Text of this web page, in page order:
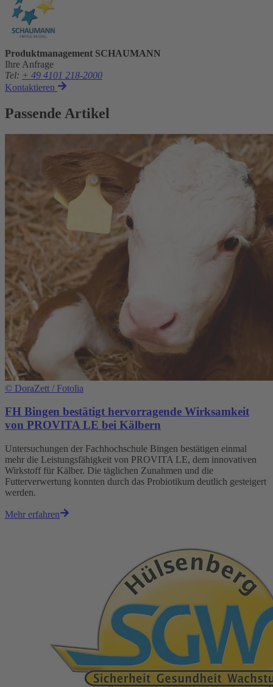
Produktmanagement SCHAUMANN
Ihre Anfrage
Tel: + 49 4101 218-2000
Kontaktieren
Passende Artikel
© DoraZett / Fotolia
FH Bingen bestätigt hervorragende Wirksamkeit
von PROVITA LE bei Kälbern
Untersuchungen der Fachhochschule Bingen bestätigen einmal
mehr die Leistungsfähigkeit von PROVITA LE, dem innovativen
Wirkstoff für Kälber. Die täglichen Zunahmen und die
Futterverwertung konnten durch das Probiotikum deutlich gesteigert
werden.
Mehr erfahren